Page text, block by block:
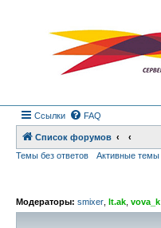
Ссылки FAQ
Список форумов
Темы без ответов
Активные темы
Модераторы: smixer lt.ak vova_k